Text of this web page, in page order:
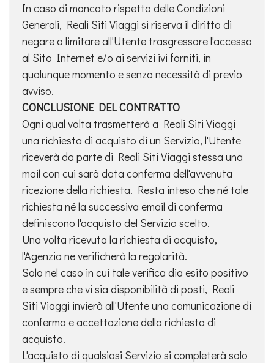
In caso di mancato rispetto delle Condizioni
Generali, Reali Siti Viaggi si riserva il diritto di
negare o limitare all'Utente trasgressore l'accesso
al Sito Internet e/o ai servizi ivi forniti, in
qualunque momento e senza necessità di previo
avviso.
CONCLUSIONE DEL CONTRATTO
Ogni qual volta trasmetterà a Reali Siti Viaggi
una richiesta di acquisto di un Servizio, l'Utente
riceverà da parte di Reali Siti Viaggi stessa una
mail con cui sarà data conferma dell'avvenuta
ricezione della richiesta. Resta inteso che né tale
richiesta né la successiva email di conferma
definiscono l'acquisto del Servizio scelto.
Una volta ricevuta la richiesta di acquisto,
l'Agenzia ne verificherà la regolarità.
Solo nel caso in cui tale verifica dia esito positivo
e sempre che vi sia disponibilità di posti, Reali
Siti Viaggi invierà all'Utente una comunicazione di
conferma e accettazione della richiesta di
acquisto.
L'acquisto di qualsiasi Servizio si completerà solo